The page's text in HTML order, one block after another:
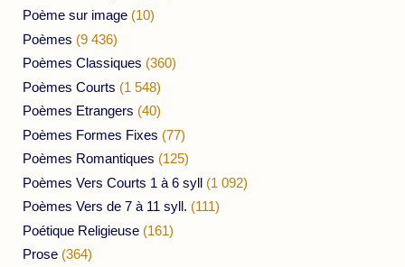
Poème sur image (10)
Poèmes (9 436)
Poèmes Classiques (360)
Poèmes Courts (1 548)
Poèmes Etrangers (40)
Poèmes Formes Fixes (77)
Poèmes Romantiques (125)
Poèmes Vers Courts 1 à 6 syll (1 092)
Poèmes Vers de 7 à 11 syll. (111)
Poétique Religieuse (161)
Prose (364)